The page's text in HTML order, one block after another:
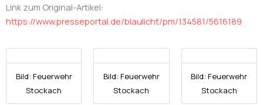
Link zum Original-Artikel:
https://www.presseportal.de/blaulicht/pm/134581/5616189
Bild: Feuerwehr
Stockach
Bild: Feuerwehr
Stockach
Bild: Feuerwehr
Stockach